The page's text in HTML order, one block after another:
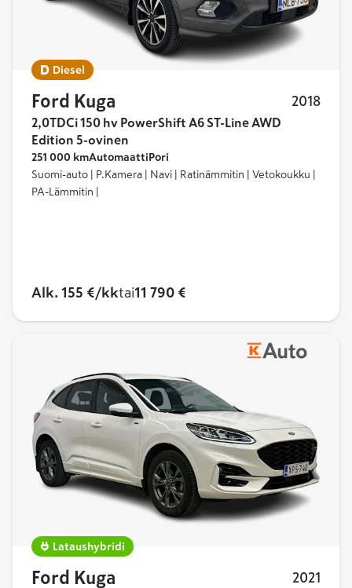
Diesel
Ford Kuga 2018
2,0TDCi 150 hv PowerShift A6 ST-Line AWD
Edition 5-ovinen
251 000 kmAutomaatti Pori
Suomi-auto | P.Kamera | Navi | Ratinämmitin | Vetokoukku |
PA-Lämmitin |
Alk. 155 €/kktai11 790 €
Lataushybridi
Ford Kuga 2021